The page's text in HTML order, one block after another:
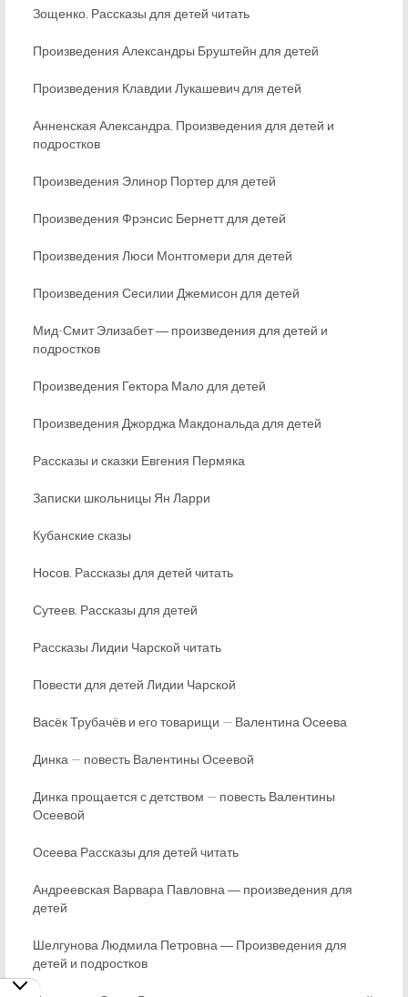
Зощенко. Рассказы для детей читать
Произведения Александры Бруштейн для детей
Произведения Клавдии Лукашевич для детей
Анненская Александра. Произведения для детей и
подростков
Произведения Элинор Портер для детей
Произведения Фрэнсис Бернетт для детей
Произведения Люси Монтгомери для детей
Произведения Сесилии Джемисон для детей
Мид-Смит Элизабет ― произведения для детей и
подростков
Произведения Гектора Мало для детей
Произведения Джорджа Макдональда для детей
Рассказы и сказки Евгения Пермяка
Записки школьницы Ян Ларри
Кубанские сказы
Носов. Рассказы для детей читать
Сутеев. Рассказы для детей
Рассказы Лидии Чарской читать
Повести для детей Лидии Чарской
Васёк Трубачёв и его товарищи — Валентина Осеева
Динка — повесть Валентины Осеевой
Динка прощается с детством — повесть Валентины
Осеевой
Осеева Рассказы для детей читать
Андреевская Варвара Павловна ― произведения для
детей
Шелгунова Людмила Петровна ― Произведения для
детей и подростков